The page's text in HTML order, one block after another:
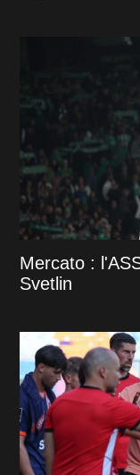
Mercato :
Svetlin